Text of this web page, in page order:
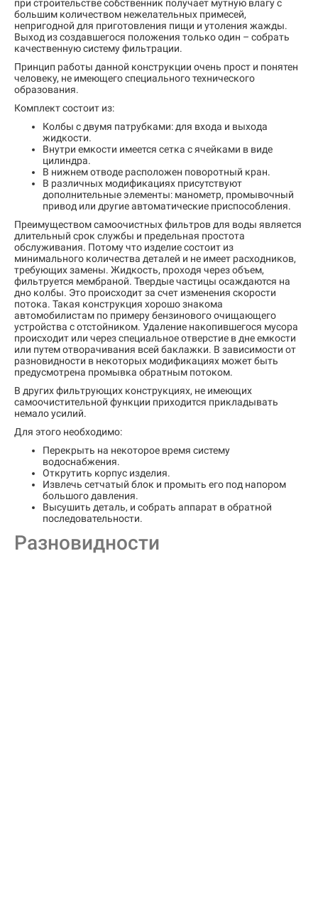
при строительстве собственник получает мутную влагу с
большим количеством нежелательных примесей,
непригодной для приготовления пищи и утоления жажды.
Выход из создавшегося положения только один – собрать
качественную систему фильтрации.
Принцип работы данной конструкции очень прост и понятен
человеку, не имеющего специального технического
образования.
Комплект состоит из:
Колбы с двумя патрубками: для входа и выхода
жидкости.
Внутри емкости имеется сетка с ячейками в виде
цилиндра.
В нижнем отводе расположен поворотный кран.
В различных модификациях присутствуют
дополнительные элементы: манометр, промывочный
привод или другие автоматические приспособления.
Преимуществом самоочистных фильтров для воды является
длительный срок службы и предельная простота
обслуживания. Потому что изделие состоит из
минимального количества деталей и не имеет расходников,
требующих замены. Жидкость, проходя через объем,
фильтруется мембраной. Твердые частицы осаждаются на
дно колбы. Это происходит за счет изменения скорости
потока. Такая конструкция хорошо знакома
автомобилистам по примеру бензинового очищающего
устройства с отстойником. Удаление накопившегося мусора
происходит или через специальное отверстие в дне емкости
или путем отворачивания всей баклажки. В зависимости от
разновидности в некоторых модификациях может быть
предусмотрена промывка обратным потоком.
В других фильтрующих конструкциях, не имеющих
самоочистительной функции приходится прикладывать
немало усилий.
Для этого необходимо:
Перекрыть на некоторое время систему
водоснабжения.
Открутить корпус изделия.
Извлечь сетчатый блок и промыть его под напором
большого давления.
Высушить деталь, и собрать аппарат в обратной
последовательности.
Разновидности